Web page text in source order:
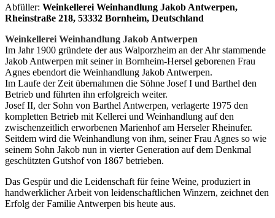
Abfüller: Weinkellerei Weinhandlung Jakob Antwerpen,
Rheinstraße 218, 53332 Bornheim, Deutschland
Weinkellerei Weinhandlung Jakob Antwerpen
Im Jahr 1900 gründete der aus Walporzheim an der Ahr stammende
Jakob Antwerpen mit seiner in Bornheim-Hersel geborenen Frau
Agnes ebendort die Weinhandlung Jakob Antwerpen.
Im Laufe der Zeit übernahmen die Söhne Josef I und Barthel den
Betrieb und führten ihn erfolgreich weiter.
Josef II, der Sohn von Barthel Antwerpen, verlagerte 1975 den
kompletten Betrieb mit Kellerei und Weinhandlung auf den
zwischenzeitlich erworbenen Marienhof am Herseler Rheinufer.
Seitdem wird die Weinhandlung von ihm, seiner Frau Agnes so wie
seinem Sohn Jakob nun in vierter Generation auf dem Denkmal
geschützten Gutshof von 1867 betrieben.
Das Gespür und die Leidenschaft für feine Weine, produziert in
handwerklicher Arbeit von leidenschaftlichen Winzern, zeichnet den
Erfolg der Familie Antwerpen bis heute aus.